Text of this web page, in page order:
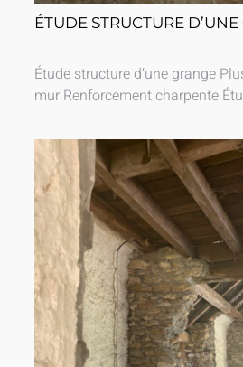
ÉTUDE STRUCTURE
Étude structure d’une grange
mur Renforcement charpente